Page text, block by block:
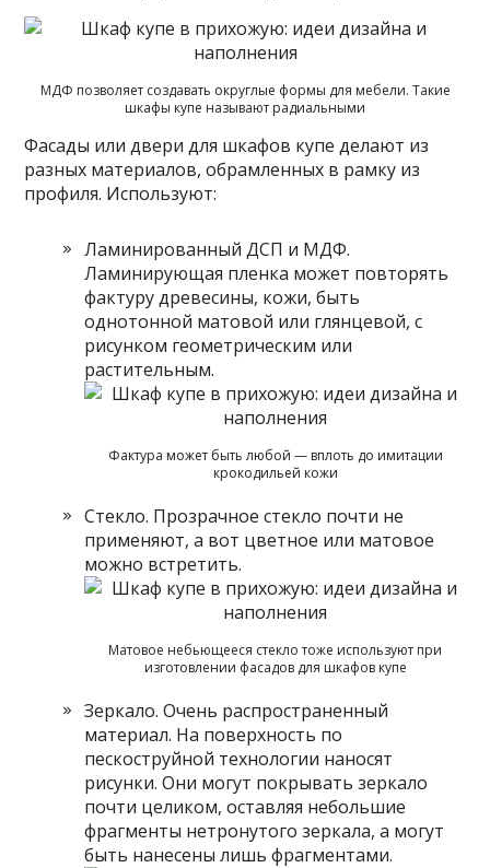
МДФ позволяет создавать округлые формы для мебели. Такие
шкафы купе называют радиальными
Фасады или двери для шкафов купе делают из
разных материалов, обрамленных в рамку из
профиля. Используют:
Ламинированный ДСП и МДФ.
Ламинирующая пленка может повторять
фактуру древесины, кожи, быть
однотонной матовой или глянцевой, с
рисунком геометрическим или
растительным.
Фактура может быть любой — вплоть до имитации
крокодильей кожи
Стекло. Прозрачное стекло почти не
применяют, а вот цветное или матовое
можно встретить.
Матовое небьющееся стекло тоже используют при
изготовлении фасадов для шкафов купе
Зеркало. Очень распространенный
материал. На поверхность по
пескоструйной технологии наносят
рисунки. Они могут покрывать зеркало
почти целиком, оставляя небольшие
фрагменты нетронутого зеркала, а могут
быть нанесены лишь фрагментами.